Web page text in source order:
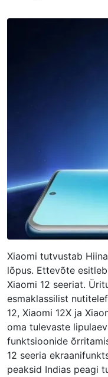
Xiaomi tutvustab
lõpus. Ettevõte
Xiaomi 12 seeriat.
esmaklassilist
12, Xiaomi 12X ja
oma tulevaste
funktsioonide
12 seeria
peaksid Indias peagi